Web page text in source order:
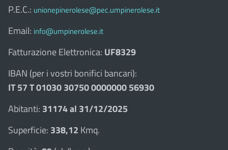
P.E.C.: unionepinerolese@pec.umpinerolese.it
Email: info@umpinerolese.it
Fatturazione Elettronica: UF8329
IBAN (per i vostri bonifici bancari):
IT 57 T 01030 30750 0000000 56930
Abitanti: 31174 al 31/12/2025
Superficie: 338,12 Kmq.